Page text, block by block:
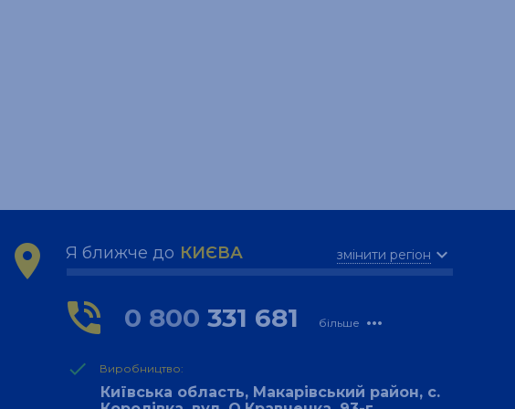
location_on Я ближче до КИЄВА змінити регіон expand_more
phone_in_talk 0 800 331 681 більше more_horiz
done Виробництво:
Київська область, Макарівський район, с.